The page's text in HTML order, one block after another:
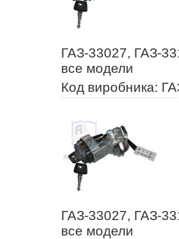
ГАЗ-33027, ГАЗ-
все модели
Код виробника:
ГАЗ-33027, ГАЗ-
все модели